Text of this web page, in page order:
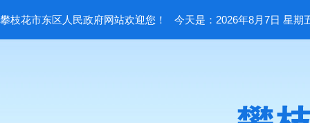
攀枝花市东区人民政府网站欢迎您！ 今天是：2026年8月7日 星期